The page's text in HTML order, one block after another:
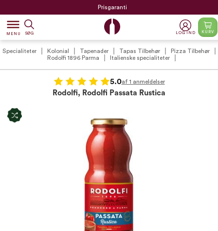
Prisgaranti
dehaze
MENU SØG LOG IND KURV
Specialiteter Kolonial Tapenader Tapas Tilbehør
Pizza Tilbehør
Rodolfi 1896 Parma
Italienske specialiteter
5.0af 1 anmeldelser
Rodolfi, Rodolfi Passata Rustica